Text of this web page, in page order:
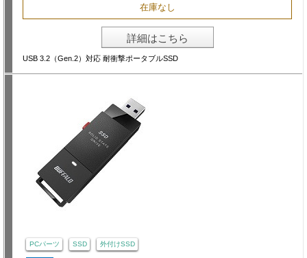
在庫なし
詳細はこちら
USB 3.2（Gen.2）対応 耐衝撃ポータブルSSD
PCパーツ SSD 外付けSSD